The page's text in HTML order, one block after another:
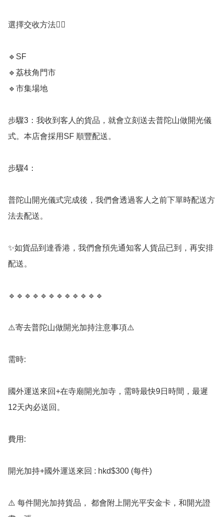
選擇交收方法💁‍♀️
🔹️SF
🔹️荔枝角門市
🔹️市集場地
步驟3：我收到客人的貨品，就會立刻送去普陀山做開光儀
式。本店會採用SF 順豐配送。
步驟4：
普陀山開光儀式完成後，我們會透過客人之前下單時配送方
法去配送。
✨️如貨品到達香港，我們會預先通知客人貨品已到，再安排
配送。
🔹️🔹️🔹️🔹️🔹️🔹️🔹️🔹️🔹️🔹️🔹️🔹️
⚠️寄去普陀山做開光加持注意事項⚠️
需時:
國外運送來回+在寺廟開光加寺，需時最快9日時間，最遲
12天內必送回。
費用:
開光加持+國外運送來回 : hkd$300 (每件)
⚠️ 每件開光加持貨品， 都會附上開光平安金卡，和開光證